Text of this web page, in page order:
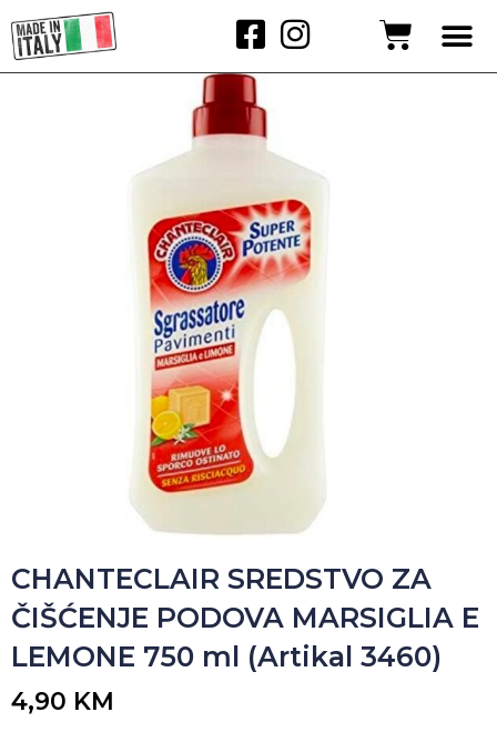
CHANTECLAIR SREDSTVO ZA
ČIŠĆENJE PODOVA MARSIGLIA E
LEMONE 750 ml (Artikal 3460)
4,90 KM